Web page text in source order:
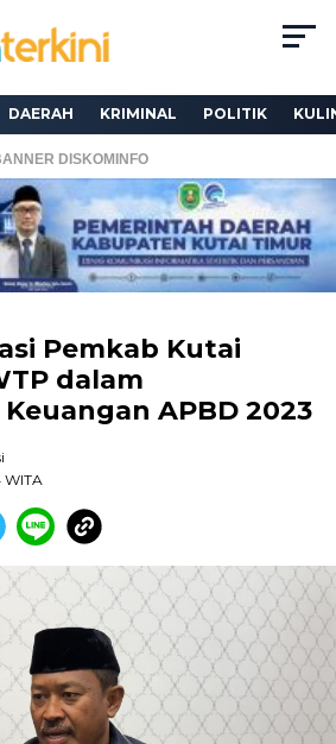
DAERAH KRIMINAL POLITIK
DISKOMINFO
Pemkab Kutai
dalam
APBD 2023
WITA